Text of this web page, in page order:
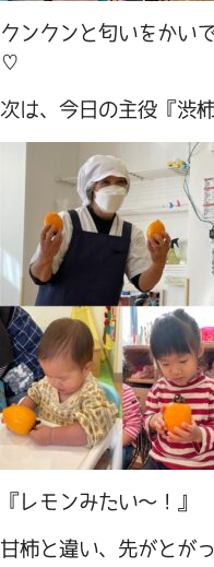
クンクンと匂いをかい
♡
次は、今日の主役『渋
『レモンみたい～！』
甘柿と違い、先がとが